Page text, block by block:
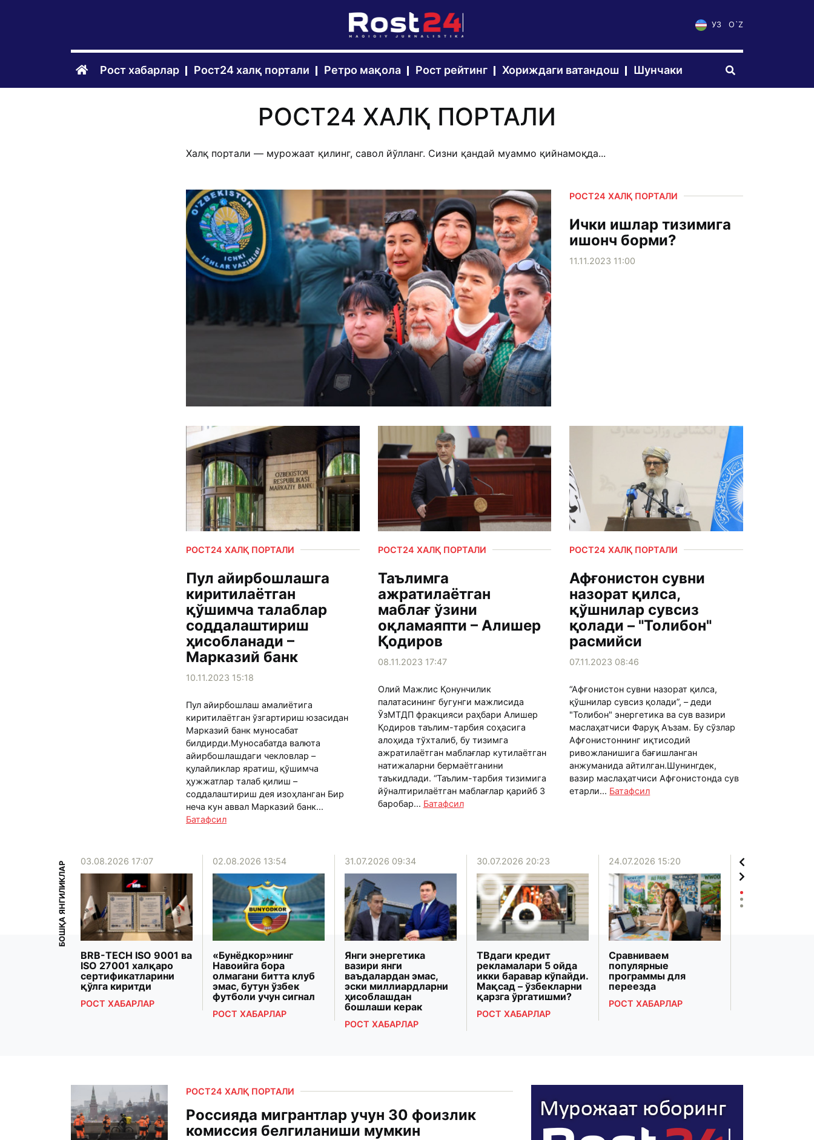
УЗ O`Z
Рост хабарлар Рост24 халқ портали Ретро мақола Рост рейтинг Хориждаги ватандош Шунчаки
РОСТ24 ХАЛҚ ПОРТАЛИ
Халқ портали — мурожаат қилинг, савол йўлланг. Сизни қандай муаммо қийнамоқда...
РОСТ24 ХАЛҚ ПОРТАЛИ
Ички ишлар тизимига
ишонч борми?
11.11.2023 11:00
РОСТ24 ХАЛҚ ПОРТАЛИ
Пул айирбошлашга
киритилаётган
қўшимча талаблар
соддалаштириш
ҳисобланади –
Марказий банк
10.11.2023 15:18
Пул айирбошлаш амалиётига
киритилаётган ўзгартириш юзасидан
Марказий банк муносабат
билдирди.Муносабатда валюта
айирбошлашдаги чекловлар –
қулайликлар яратиш, қўшимча
ҳужжатлар талаб қилиш –
соддалаштириш дея изоҳланган Бир
неча кун аввал Марказий банк...
Батафсил
РОСТ24 ХАЛҚ ПОРТАЛИ
Таълимга
ажратилаётган
маблағ ўзини
оқламаяпти – Алишер
Қодиров
08.11.2023 17:47
Олий Мажлис Қонунчилик
палатасининг бугунги мажлисида
ЎзМТДП фракцияси раҳбари Алишер
Қодиров таълим-тарбия соҳасига
алоҳида тўхталиб, бу тизимга
ажратилаётган маблағлар кутилаётган
натижаларни бермаётганини
таъкидлади. “Таълим-тарбия тизимига
йўналтирилаётган маблағлар қарийб 3
баробар... Батафсил
РОСТ24 ХАЛҚ ПОРТАЛИ
Афғонистон сувни
назорат қилса,
қўшнилар сувсиз
қолади – "Толибон"
расмийси
07.11.2023 08:46
“Афғонистон сувни назорат қилса,
қўшнилар сувсиз қолади”, – деди
"Толибон" энергетика ва сув вазири
маслаҳатчиси Фаруқ Аъзам. Бу сўзлар
Афғонистоннинг иқтисодий
ривожланишига бағишланган
анжуманида айтилган.Шунингдек,
вазир маслаҳатчиси Афғонистонда сув
етарли... Батафсил
БОШҚА ЯНГИЛИКЛАР 03.08.2026 17:07
BRB-TECH ISO 9001 ва
ISO 27001 халқаро
сертификатларини
қўлга киритди
РОСТ ХАБАРЛАР
02.08.2026 13:54
«Бунёдкор»нинг
Навоийга бора
олмагани битта клуб
эмас, бутун ўзбек
футболи учун сигнал
РОСТ ХАБАРЛАР
31.07.2026 09:34
Янги энергетика
вазири янги
ваъдалардан эмас,
эски миллиардларни
ҳисоблашдан
бошлаши керак
РОСТ ХАБАРЛАР
30.07.2026 20:23
ТВдаги кредит
рекламалари 5 ойда
икки баравар кўпайди.
Мақсад – ўзбекларни
қарзга ўргатишми?
РОСТ ХАБАРЛАР
24.07.2026 15:20
Сравниваем
популярные
программы для
переезда
РОСТ ХАБАРЛАР
20.07.2026 12:06
РОСТ24 ХАЛҚ ПОРТАЛИ
Россияда мигрантлар учун 30 фоизлик
комиссия белгиланиши мумкин